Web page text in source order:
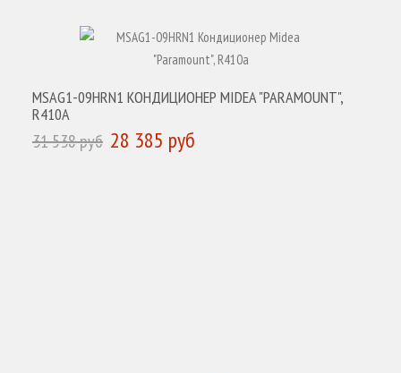
MSAG1-09HRN1 КОНДИЦИОНЕР MIDEA "PARAMOUNT",
R410A
31 538 руб 28 385 руб